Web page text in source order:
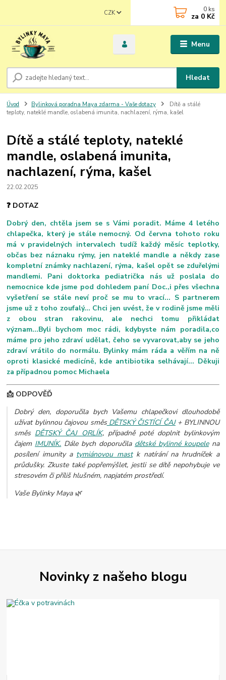
Menu
CZK
Hledat
0 ks
za 0 Kč
Úvod Bylinková poradna Maya zdarma - Vaše dotazy
Dítě a stálé
teploty, nateklé mandle, oslabená imunita, nachlazení, rýma, kašel
Dítě a stálé teploty, nateklé
mandle, oslabená imunita,
nachlazení, rýma, kašel
22.02.2025
❓ DOTAZ
Dobrý den, chtěla jsem se s Vámi poradit. Máme 4 letého
chlapečka, který je stále nemocný. Od června tohoto roku
má v pravidelných intervalech tudíž každý měsíc teplotky,
občas bez náznaku rýmy, jen nateklé mandle a někdy zase
kompletní známky nachlazení, rýma, kašel opět se zduřelými
mandlemi. Pani doktorka pediatrička nás už poslala do
nemocnice kde jsme pod dohledem paní Doc.,i přes všechna
vyšetření se stále neví proč se mu to vrací... S partnerem
jsme už z toho zoufalý... Chci jen uvést, že v rodině jsme měli
z obou stran rakovinu, ale nechci tomu přikládat
význam...Byli bychom moc rádi, kdybyste nám poradila,co
máme pro jeho zdraví udělat, čeho se vyvarovat,aby se jeho
zdraví vrátilo do normálu. Bylinky mám ráda a věřím na ně
oproti klasické medicíně, kde antibiotika selhávají... Děkuji
za případnou pomoc Michaela
📩 ODPOVĚĎ
Dobrý den, doporučila bych Vašemu chlapečkovi dlouhodobě
užívat bylinnou čajovou směsDĚTSKÝ ČISTÍCÍ ČAJ+ BYLINNOU
směs DĚTSKÝ ČAJ ORLÍK, případně poté doplnit bylinkovým
čajem IMUNÍK. Dále bych doporučila dětské bylinné koupelena
posílení imunity a tymiánovou mastk natírání na hrudníček a
průdušky. Zkuste také popřemýšlet, jestli se dítě nepohybuje ve
stresovém či příliš hlušném, napjatém prostředí.
Vaše Bylinky Maya 🌿
Novinky z našeho blogu